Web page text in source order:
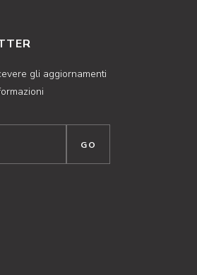
gli aggiornamenti